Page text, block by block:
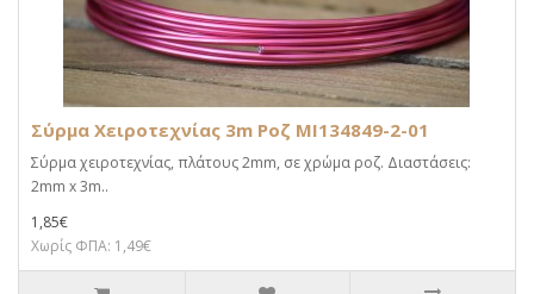
Σύρμα Χειροτεχνίας 3m Ροζ MI134849-2-01
Σύρμα χειροτεχνίας, πλάτους 2mm, σε χρώμα ροζ. Διαστάσεις:
2mm x 3m..
1,85€
Χωρίς ΦΠΑ: 1,49€